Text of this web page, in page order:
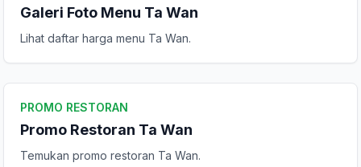
Galeri Foto Menu Ta Wan
Lihat daftar harga menu Ta Wan.
PROMO RESTORAN
Promo Restoran Ta Wan
Temukan promo restoran Ta Wan.